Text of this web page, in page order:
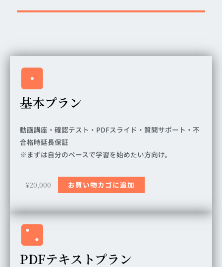
基本プラン
動画講座・確認テスト・PDFスライド・質問サポート・不
合格時延長保証
※まずは自分のペースで学習を始めたい方向け。
¥20,000 お買い物カゴに追加
PDFテキストプラン